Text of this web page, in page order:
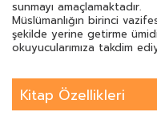
sunmayı amaçlamaktadır.
Müslümanlığın birinci
şekilde yerine getirme
okuyucularımıza takdim
Kitap Özellikleri